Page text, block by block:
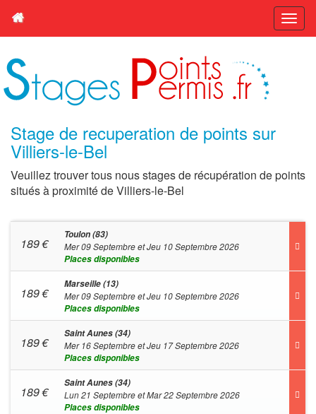
Stage de recuperation de points sur
Villiers-le-Bel
Veuillez trouver tous nous stages de récupération de points
situés à proximité de Villiers-le-Bel
189€
Toulon (83)
Mer 09 Septembre et Jeu 10 Septembre 2026
Places disponibles
189€
Marseille (13)
Mer 09 Septembre et Jeu 10 Septembre 2026
Places disponibles
189€
Saint Aunes (34)
Mer 16 Septembre et Jeu 17 Septembre 2026
Places disponibles
189€
Saint Aunes (34)
Lun 21 Septembre et Mar 22 Septembre 2026
Places disponibles